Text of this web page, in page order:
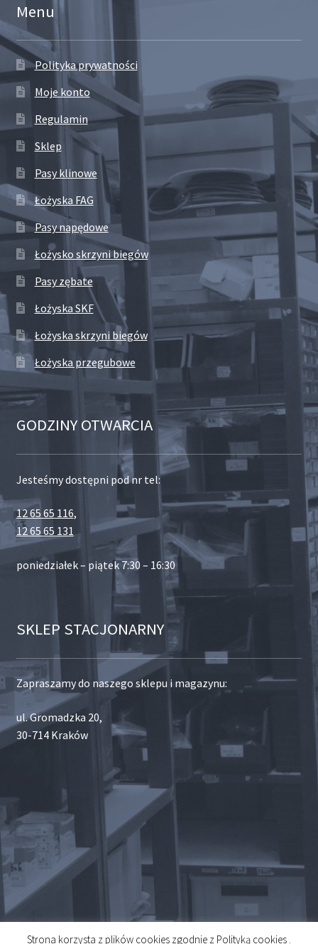
Menu
Polityka prywatności
Moje konto
Regulamin
Sklep
Pasy klinowe
Łożyska FAG
Pasy napędowe
Łożysko skrzyni biegów
Pasy zębate
Łożyska SKF
Łożyska skrzyni biegów
Łożyska przegubowe
GODZINY OTWARCIA
Jesteśmy dostępni pod nr tel:
12 65 65 116,
12 65 65 131
poniedziałek – piątek 7:30 – 16:30
SKLEP STACJONARNY
Zapraszamy do naszego sklepu i magazynu:
ul. Gromadzka 20,
30-714 Kraków
Strona korzysta z plików cookies zgodnie z Polityką cookies .